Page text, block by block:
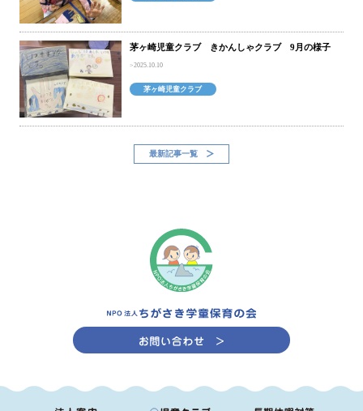
茅ヶ崎児童クラブ きかんしゃクラブ 9月の様子
2025.10.10
茅ヶ崎児童クラブ
最新記事一覧